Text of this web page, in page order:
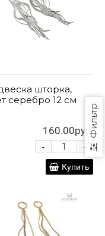
Фильтр
шторка,
серебро 12 см
160.00руб.
+
-
Купить